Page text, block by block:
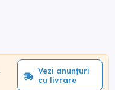
Vezi anunțuri
cu livrare